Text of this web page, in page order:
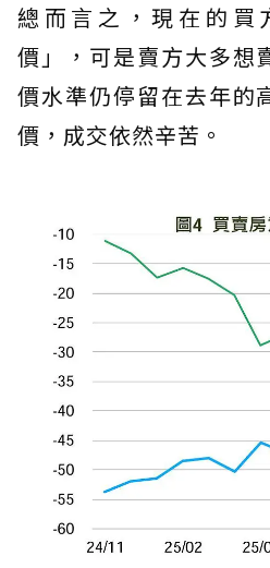
總而言之，現在的買
價」，可是賣方大多想
價水準仍停留在去年的
價，成交依然辛苦。